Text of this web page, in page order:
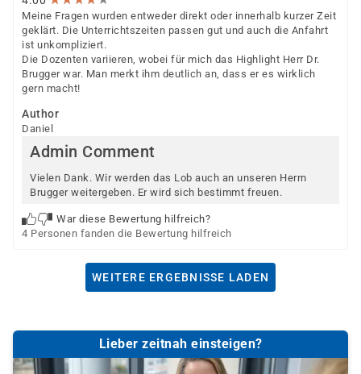
Meine Fragen wurden entweder direkt oder innerhalb kurzer Zeit
geklärt. Die Unterrichtszeiten passen gut und auch die Anfahrt
ist unkompliziert.
Die Dozenten variieren, wobei für mich das Highlight Herr Dr.
Brugger war. Man merkt ihm deutlich an, dass er es wirklich
gern macht!
Author
Daniel
Admin Comment
Vielen Dank. Wir werden das Lob auch an unseren Herrn
Brugger weitergeben. Er wird sich bestimmt freuen.
War diese Bewertung hilfreich?
4 Personen fanden die Bewertung hilfreich
WEITERE ERGEBNISSE LADEN
Lieber zeitnah einsteigen?